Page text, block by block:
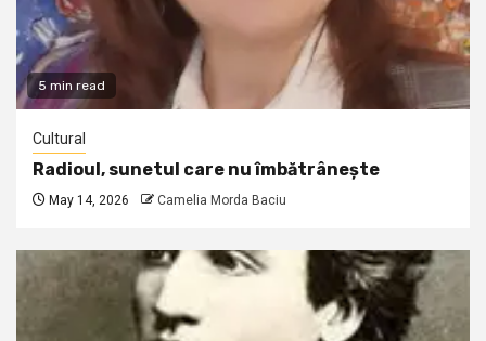
5 min read
Cultural
Radioul, sunetul care nu îmbătrânește
May 14, 2026 Camelia Morda Baciu